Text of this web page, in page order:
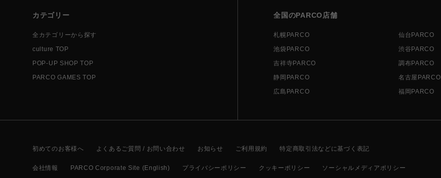
カテゴリー
全カテゴリーから探す
culture TOP
POP-UP SHOP TOP
PARCO GAMES TOP
全国のPARCO店舗
札幌PARCO 仙台PARCO
池袋PARCO
渋谷PARCO
吉祥寺PARCO
調布PARCO
静岡PARCO
名古屋PARCO
広島PARCO
福岡PARCO
初めてのお客様へ よくあるご質問 / お問い合わせ お知らせ ご利用規約 特定商取引法などに基づく表記
会社情報 PARCO Corporate Site (English) プライバシーポリシー クッキーポリシー ソーシャルメディアポリシー